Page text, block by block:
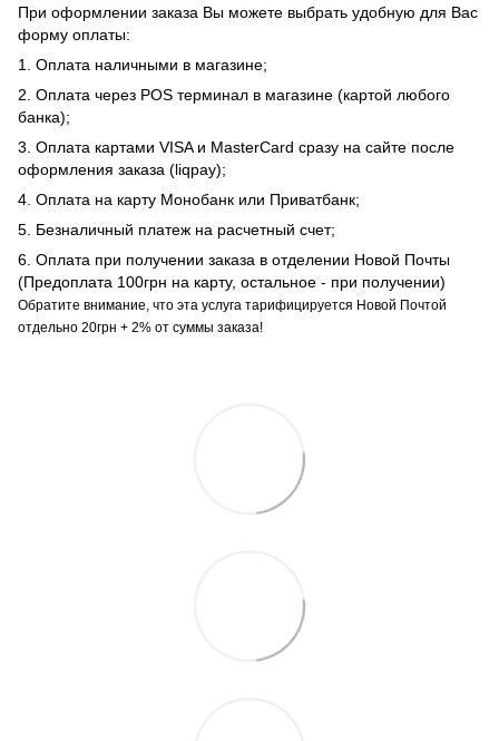
При оформлении заказа Вы можете выбрать удобную для Вас
форму оплаты:
1. Оплата наличными в магазине;
2. Оплата через POS терминал в магазине (картой любого
банка);
3. Оплата картами VISA и MasterCard сразу на сайте после
оформления заказа (liqpay);
4. Оплата на карту Монобанк или Приватбанк;
5. Безналичный платеж на расчетный счет;
6. Оплата при получении заказа в отделении Новой Почты
(Предоплата 100грн на карту, остальное - при получении)
Обратите внимание, что эта услуга тарифицируется Новой Почтой
отдельно 20грн + 2% от суммы заказа!